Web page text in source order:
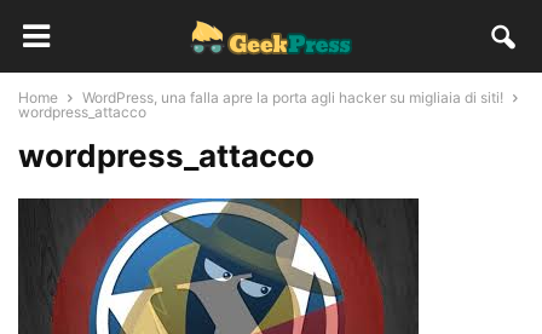
Home
WordPress, una falla apre la porta agli hacker su migliaia di siti!
wordpress_attacco
wordpress_attacco